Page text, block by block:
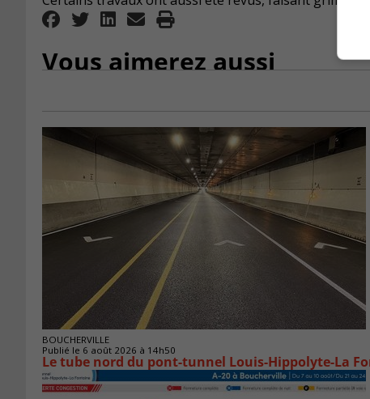
Vous aimerez aussi
BOUCHERVILLE
Publié le 6 août 2026 à 14h50
Le tube nord du pont-tunnel Louis-Hippolyte-La